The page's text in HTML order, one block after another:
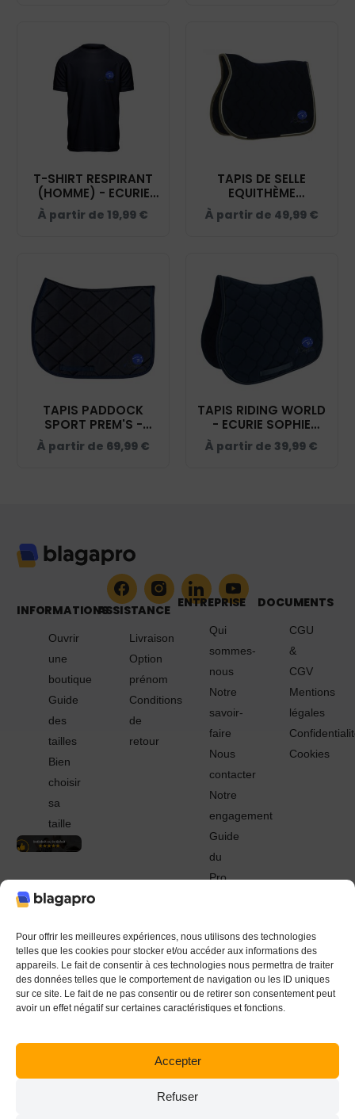
Pour offrir les meilleures expériences, nous utilisons des technologies
telles que les cookies pour stocker et/ou accéder aux informations des
appareils. Le fait de consentir à ces technologies nous permettra de traiter
des données telles que le comportement de navigation ou les ID uniques
sur ce site. Le fait de ne pas consentir ou de retirer son consentement peut
avoir un effet négatif sur certaines caractéristiques et fonctions.
Accepter
Refuser
T-SHIRT RESPIRANT
(HOMME) - ECURIE
SOPHIE DECHOUX -
NAVY - IB300
À partir de 19,99 €
TAPIS DE SELLE
EQUITHÈME
"POLYFUN" - ECURIE
SOPHIE DECHOUX -
À partir de 49,99 €
TAPIS PADDOCK
SPORT PREM'S -
ECURIE SOPHIE
DECHOUX - NAVY -
À partir de 69,99 €
TAPIS RIDING WORLD
- ECURIE SOPHIE
DECHOUX - NAVY -
20453
À partir de 39,99 €
INFORMATIONS
Ouvrir
une
boutique
Guide
des
tailles
Bien
choisir
sa
taille
ASSISTANCE
Livraison
Option
prénom
Conditions
de
retour
ENTREPRISE
Qui
sommes-
nous
Notre
savoir-
faire
Nous
contacter
Notre
engagement
Guide
du
Pro
DOCUMENTS
CGU
&
CGV
Mentions
légales
Cookies
© 2022 - 2024 Blagapro. Tous droits réservés. Textiles
personnalisés à Orléans